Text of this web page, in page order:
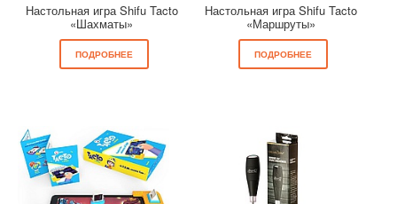
Настольная игра Shifu Tacto
«Шахматы»
ПОДРОБНЕЕ
Настольная игра Shifu Tacto
«Маршруты»
ПОДРОБНЕЕ